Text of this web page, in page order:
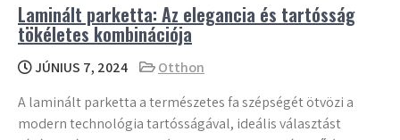
Laminált parketta: Az elegancia és tartósság
tökéletes kombinációja
JÚNIUS 7, 2024
Otthon
A laminált parketta a természetes fa szépségét ötvözi a
modern technológia tartósságával, ideális választást